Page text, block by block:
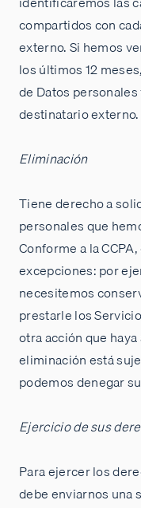
compartidos con
externo. Si hemos
los últimos 12
de Datos
destinatario externo.
Eliminación
Tiene derecho a
personales que
Conforme a la
excepciones: por
necesitemos
prestarle los
otra acción que
eliminación está
podemos denegar
Ejercicio de sus
Para ejercer los
debe enviarnos una